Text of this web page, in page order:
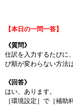
【本日の一問一答】
《質問》
仕訳を入力するたびに
び順が変わらない方法
《回答》
はい、あります。
［環境設定］で［補